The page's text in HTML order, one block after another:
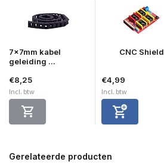
7x7mm kabel
geleiding ...
€8,25
Incl. btw
CNC Shield
€4,99
Incl. btw
Gerelateerde producten